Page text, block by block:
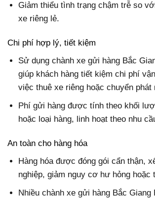
Giảm thiểu tình trạng chậm trễ so
xe riêng lẻ.
Chi phí hợp lý, tiết kiệm
Sử dụng chành xe gửi hàng Bắc
giúp khách hàng tiết kiệm chi phí
việc thuê xe riêng hoặc chuyển phát
Phí gửi hàng được tính theo khối
hoặc loại hàng, linh hoạt theo nhu
An toàn cho hàng hóa
Hàng hóa được đóng gói cẩn thận,
nghiệp, giảm nguy cơ hư hỏng hoặc
Nhiều chành xe gửi hàng Bắc Giang